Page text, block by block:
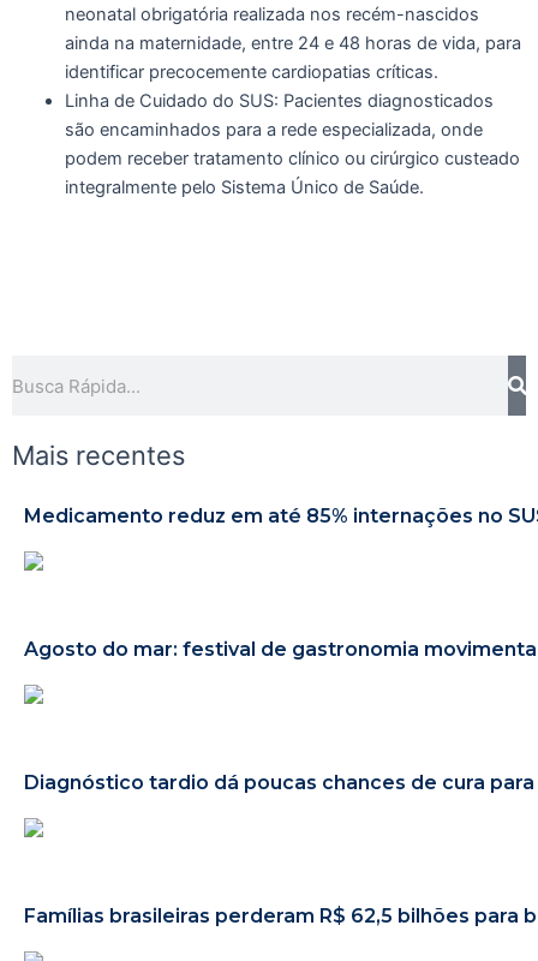
neonatal obrigatória realizada nos recém-nascidos
ainda na maternidade, entre 24 e 48 horas de vida, para
identificar precocemente cardiopatias críticas.
Linha de Cuidado do SUS: Pacientes diagnosticados
são encaminhados para a rede especializada, onde
podem receber tratamento clínico ou cirúrgico custeado
integralmente pelo Sistema Único de Saúde.
Mais recentes
Medicamento reduz em até 85% internações no
Agosto do mar: festival de gastronomia
Diagnóstico tardio dá poucas chances de cura
Famílias brasileiras perderam R$ 62,5 bilhões para